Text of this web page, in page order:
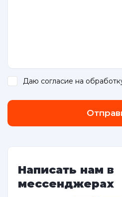
Даю согласие на
Написать нам в
мессенджерах